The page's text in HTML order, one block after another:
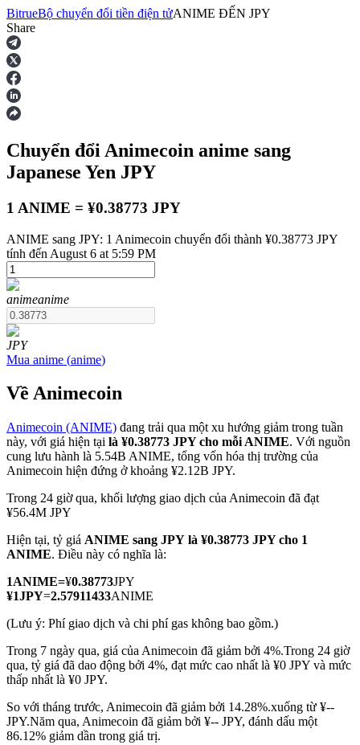
Hợp đồng tương lai
USDT Futures
COIN-M Futures
Futures sử dụng token làm tài sản thế chấp
TradFi
Phái sinh cổ phiếu, ngoại hối, kim loại quý và hàng hóa
USDC Futures vĩnh cửu
Futures sử dụng USDC làm tài sản thế chấp
BitrueBộ chuyển đổi tiền điện tửANIME ĐẾN JPY
Share
Chuyển đổi Animecoin anime sang
Japanese Yen JPY
1 ANIME = ¥0.38773 JPY
ANIME sang JPY: 1 Animecoin chuyển đổi thành ¥0.38773 JPY
tính đến August 6 at 5:59 PM
animeanime
JPY
Mua anime (anime)
Về Animecoin
Animecoin (ANIME) đang trải qua một xu hướng giảm trong tuần
này, với giá hiện tại là ¥0.38773 JPY cho mỗi ANIME. Với nguồn
cung lưu hành là 5.54B ANIME, tổng vốn hóa thị trường của
Animecoin hiện đứng ở khoảng ¥2.12B JPY.
Trong 24 giờ qua, khối lượng giao dịch của Animecoin đã đạt
¥56.4M JPY
Hiện tại, tỷ giá ANIME sang JPY là ¥0.38773 JPY cho 1
ANIME. Điều này có nghĩa là:
1ANIME=¥0.38773JPY
¥1JPY=2.57911433ANIME
(Lưu ý: Phí giao dịch và chi phí gas không bao gồm.)
Trong 7 ngày qua, giá của Animecoin đã giảm bởi 4%.Trong 24 giờ
qua, tỷ giá đã dao động bởi 4%, đạt mức cao nhất là ¥0 JPY và mức
thấp nhất là ¥0 JPY.
So với tháng trước, Animecoin đã giảm bởi 14.28%.xuống từ ¥--
JPY.Năm qua, Animecoin đã giảm bởi ¥-- JPY, đánh dấu một
86.12% giảm dần trong giá trị.